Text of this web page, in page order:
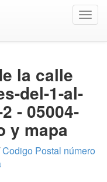
la calle
del-1-al-
- 05004-
y mapa
Codigo Postal número